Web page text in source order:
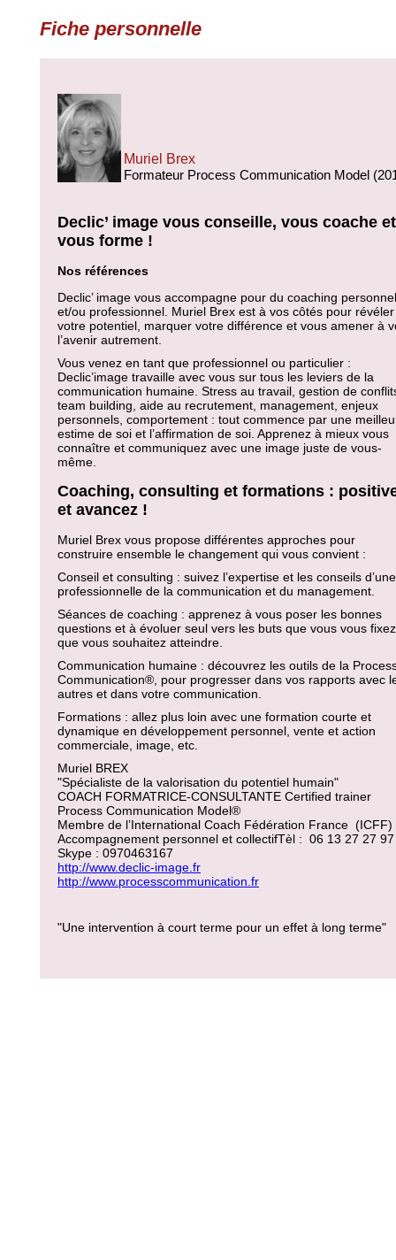
Fiche personnelle
Muriel Brex
Formateur Process Communication Model
Declic’ image vous conseille, vous coache et
vous forme !
Nos références
Declic’ image vous accompagne pour du coaching personnel
et/ou professionnel. Muriel Brex est à vos côtés pour révéler
votre potentiel, marquer votre différence et vous amener à
l’avenir autrement.
Vous venez en tant que professionnel ou particulier :
Declic’image travaille avec vous sur tous les leviers de la
communication humaine. Stress au travail, gestion de
team building, aide au recrutement, management, enjeux
personnels, comportement : tout commence par une
estime de soi et l’affirmation de soi. Apprenez à mieux vous
connaître et communiquez avec une image juste de vous-
même.
Coaching, consulting et formations :
et avancez !
Muriel Brex vous propose différentes approches pour
construire ensemble le changement qui vous convient :
Conseil et consulting : suivez l’expertise et les conseils d’une
professionnelle de la communication et du management.
Séances de coaching : apprenez à vous poser les bonnes
questions et à évoluer seul vers les buts que vous vous
que vous souhaitez atteindre.
Communication humaine : découvrez les outils de la
Communication®, pour progresser dans vos rapports avec
autres et dans votre communication.
Formations : allez plus loin avec une formation courte et
dynamique en développement personnel, vente et action
commerciale, image, etc.
Muriel BREX
"Spécialiste de la valorisation du potentiel humain"
COACH FORMATRICE-CONSULTANTE Certified trainer
Process Communication Model®
Membre de l’International Coach Fédération France (ICFF)
Accompagnement personnel et collectifTèl : 06 13 27 27 97
Skype : 0970463167
http://www.declic-image.fr
http://www.processcommunication.fr
"Une intervention à court terme pour un effet à long terme"